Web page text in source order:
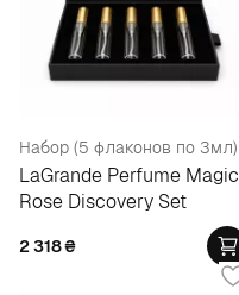
Набор (5 флаконов по 3мл)
LaGrande Perfume Magic
Rose Discovery Set
2 318₴